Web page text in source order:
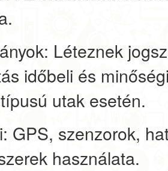
Léteznek
időbeli és
utak esetén.
GPS, szenzorok,
használata.